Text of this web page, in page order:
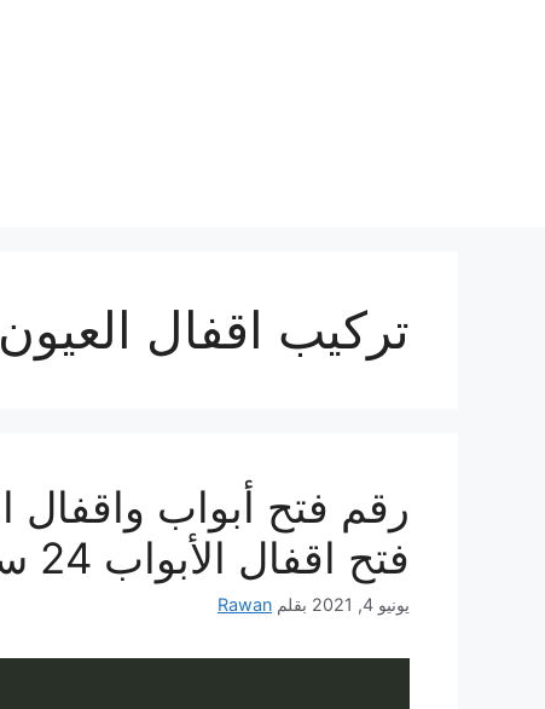
تركيب اقفال العيون
فتح اقفال الأبواب 24 ساعة
يونيو 4, 2021 بقلم Rawan